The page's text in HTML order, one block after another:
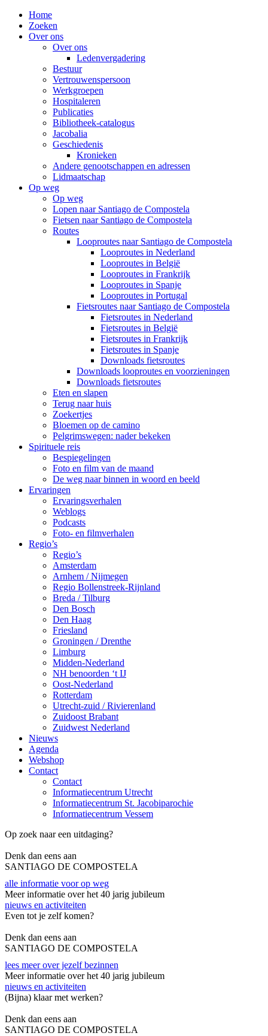
Home
Zoeken
Over ons
Over ons
Ledenvergadering
Bestuur
Vertrouwenspersoon
Werkgroepen
Hospitaleren
Publicaties
Bibliotheek-catalogus
Jacobalia
Geschiedenis
Kronieken
Andere genootschappen en adressen
Lidmaatschap
Op weg
Op weg
Lopen naar Santiago de Compostela
Fietsen naar Santiago de Compostela
Routes
Looproutes naar Santiago de Compostela
Looproutes in Nederland
Looproutes in België
Looproutes in Frankrijk
Looproutes in Spanje
Looproutes in Portugal
Fietsroutes naar Santiago de Compostela
Fietsroutes in Nederland
Fietsroutes in België
Fietsroutes in Frankrijk
Fietsroutes in Spanje
Downloads fietsroutes
Downloads looproutes en voorzieningen
Downloads fietsroutes
Eten en slapen
Terug naar huis
Zoekertjes
Bloemen op de camino
Pelgrimswegen: nader bekeken
Spirituele reis
Bespiegelingen
Foto en film van de maand
De weg naar binnen in woord en beeld
Ervaringen
Ervaringsverhalen
Weblogs
Podcasts
Foto- en filmverhalen
Regio’s
Regio’s
Amsterdam
Arnhem / Nijmegen
Regio Bollenstreek-Rijnland
Breda / Tilburg
Den Bosch
Den Haag
Friesland
Groningen / Drenthe
Limburg
Midden-Nederland
NH benoorden ‘t IJ
Oost-Nederland
Rotterdam
Utrecht-zuid / Rivierenland
Zuidoost Brabant
Zuidwest Nederland
Nieuws
Agenda
Webshop
Contact
Contact
Informatiecentrum Utrecht
Informatiecentrum St. Jacobiparochie
Informatiecentrum Vessem
Op zoek naar een uitdaging?
Denk dan eens aan
SANTIAGO DE COMPOSTELA
alle informatie voor op weg
Meer informatie over het 40 jarig jubileum
nieuws en activiteiten
Even tot je zelf komen?
Denk dan eens aan
SANTIAGO DE COMPOSTELA
lees meer over jezelf bezinnen
Meer informatie over het 40 jarig jubileum
nieuws en activiteiten
(Bijna) klaar met werken?
Denk dan eens aan
SANTIAGO DE COMPOSTELA